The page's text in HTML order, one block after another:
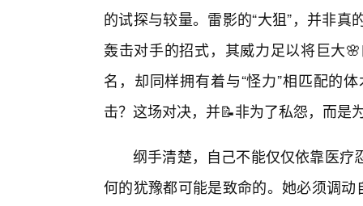
的试探与较量。雷影的“大狙”，并非
轰击对手的招式，其威力足以将巨大
名，却同样拥有着与“怪力”相匹配的
击？这场对决，并📝非为了私怨，而
纲手清楚，自己不能仅仅依靠医疗
何的犹豫都可能是致命的。她必须调